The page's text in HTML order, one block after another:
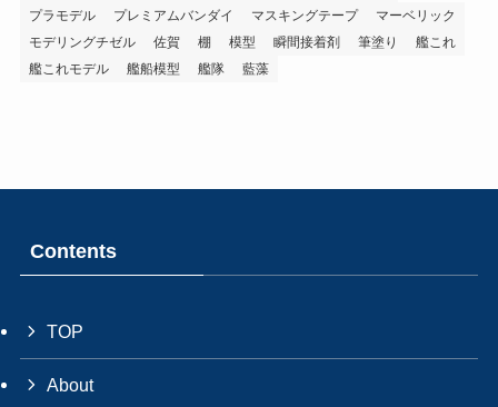
プラモデル
プレミアムバンダイ マスキングテープ
マーベリック
モデリングチゼル
佐賀 棚 模型 瞬間接着剤 筆塗り
艦これ
艦これモデル
艦船模型 艦隊 藍藻
Contents
TOP
About